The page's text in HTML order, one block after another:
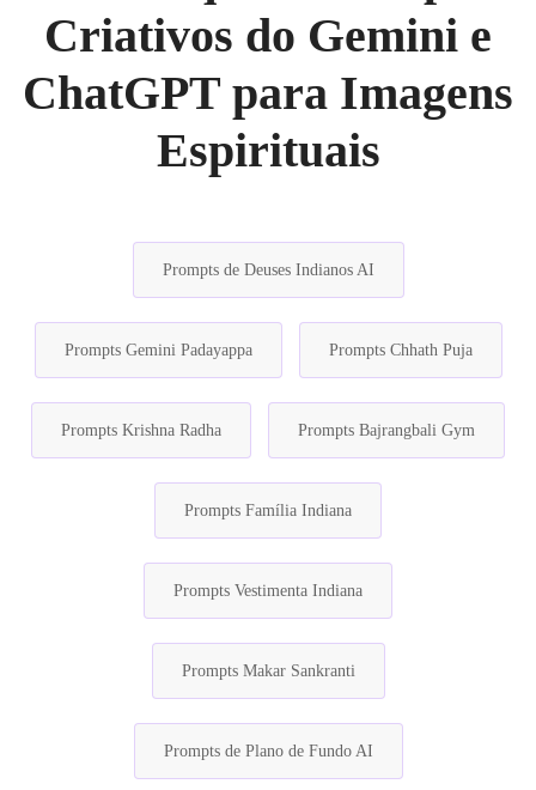
Criativos do Gemini e
ChatGPT para Imagens
Espirituais
Prompts de Deuses Indianos AI
Prompts Gemini Padayappa Prompts Chhath Puja
Prompts Krishna Radha Prompts Bajrangbali Gym
Prompts Família Indiana
Prompts Vestimenta Indiana
Prompts Makar Sankranti
Prompts de Plano de Fundo AI